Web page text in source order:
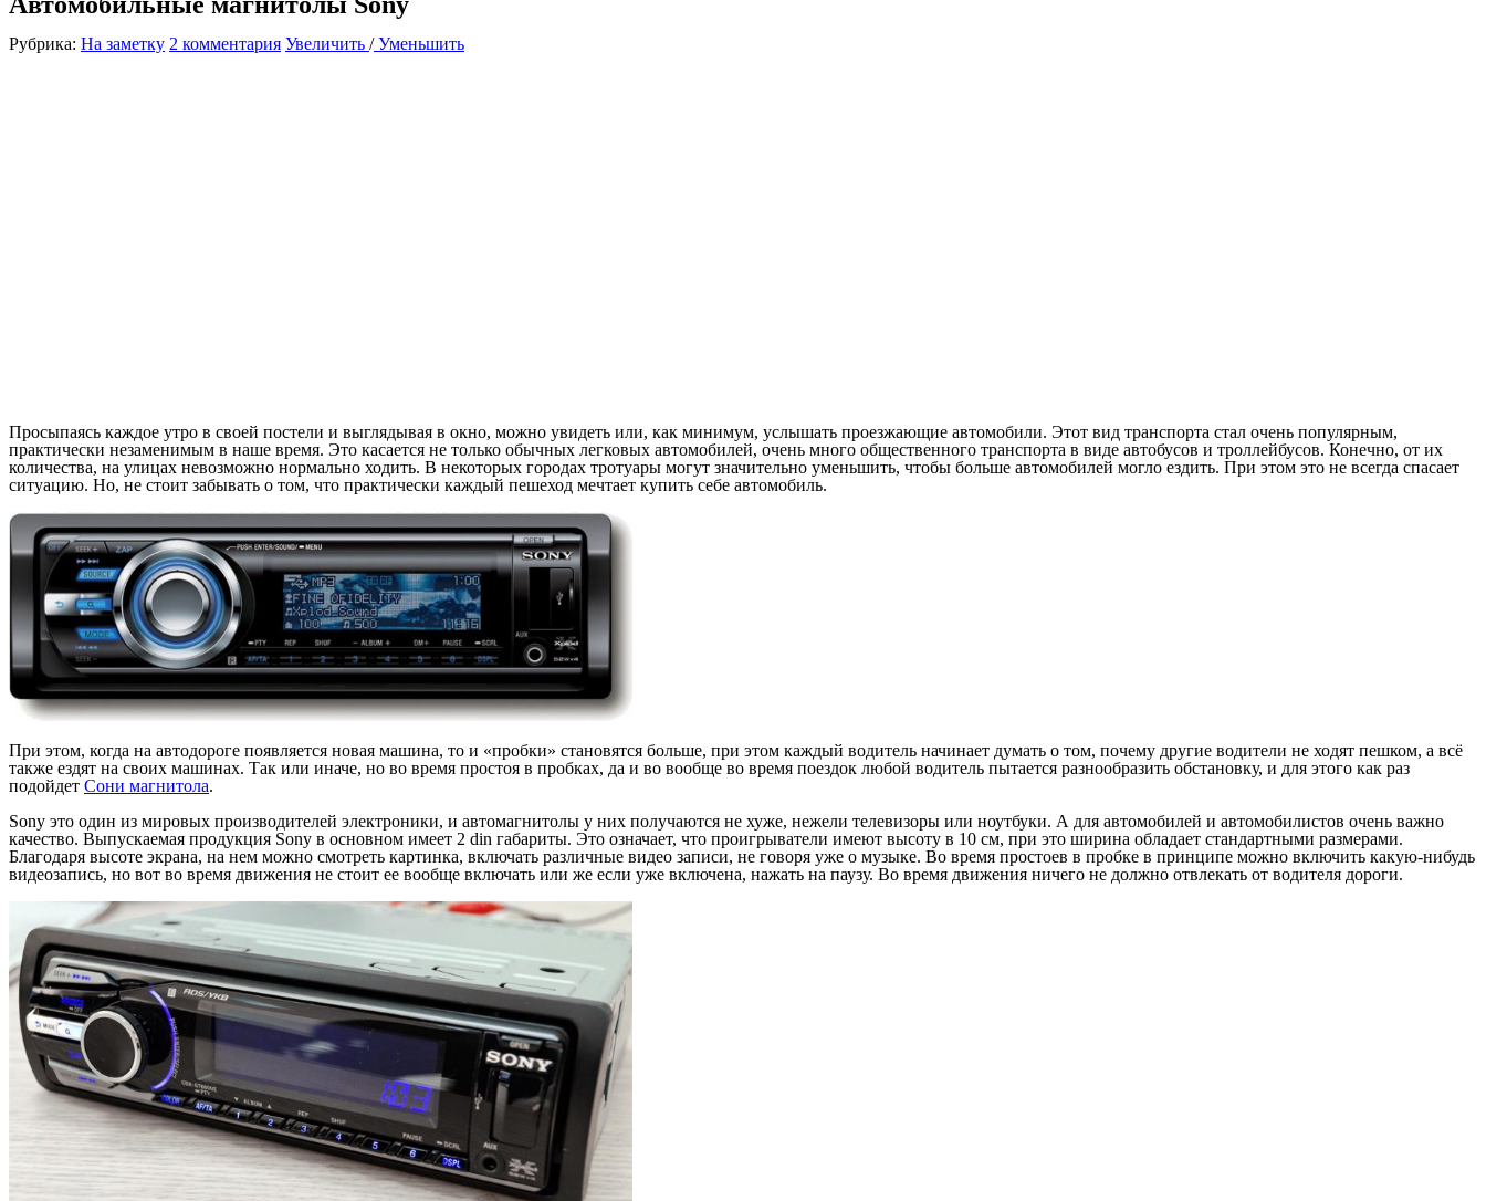
Рубрика: На заметку 2 комментария Увеличить /Уменьшить
Просыпаясь каждое утро в своей постели и выглядывая в окно, можно увидеть или, как минимум, услышать проезжающие автомобили. Этот вид транспорта стал очень популярным,
практически незаменимым в наше время. Это касается не только обычных легковых автомобилей, очень много общественного транспорта в виде автобусов и троллейбусов. Конечно, от их
количества, на улицах невозможно нормально ходить. В некоторых городах тротуары могут значительно уменьшить, чтобы больше автомобилей могло ездить. При этом это не всегда спасает
ситуацию. Но, не стоит забывать о том, что практически каждый пешеход мечтает купить себе автомобиль.
При этом, когда на автодороге появляется новая машина, то и «пробки» становятся больше, при этом каждый водитель начинает думать о том, почему другие водители не ходят пешком, а всё
также ездят на своих машинах. Так или иначе, но во время простоя в пробках, да и во вообще во время поездок любой водитель пытается разнообразить обстановку, и для этого как раз
подойдет Сони магнитола.
Sony это один из мировых производителей электроники, и автомагнитолы у них получаются не хуже, нежели телевизоры или ноутбуки. А для автомобилей и автомобилистов очень важно
качество. Выпускаемая продукция Sony в основном имеет 2 din габариты. Это означает, что проигрыватели имеют высоту в 10 см, при это ширина обладает стандартными размерами.
Благодаря высоте экрана, на нем можно смотреть картинка, включать различные видео записи, не говоря уже о музыке. Во время простоев в пробке в принципе можно включить какую-нибудь
видеозапись, но вот во время движения не стоит ее вообще включать или же если уже включена, нажать на паузу. Во время движения ничего не должно отвлекать от водителя дороги.